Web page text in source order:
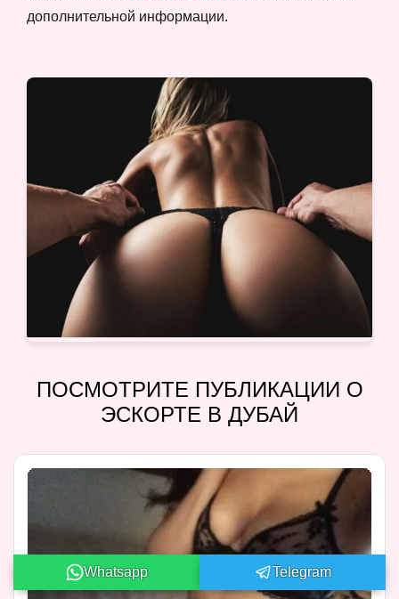
дополнительной информации.
ПОСМОТРИТЕ ПУБЛИКАЦИИ О
ЭСКОРТЕ В ДУБАЙ
Whatsapp Telegram